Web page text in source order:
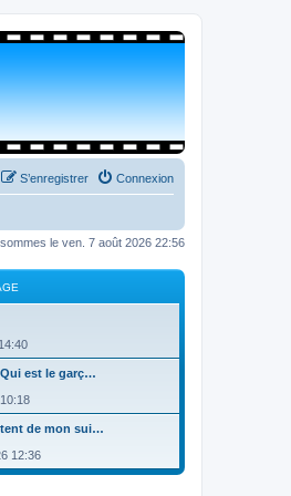
Connexion
S’enregistrer
le ven. 7 août 2026 22:56
est le garç…
de mon sui…
12:36